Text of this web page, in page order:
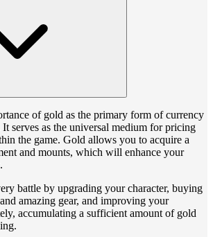
of gold as the primary form of currency
It serves as the universal medium for pricing
the game. Gold allows you to acquire a
and mounts, which will enhance your
battle by upgrading your character, buying
amazing gear, and improving your
accumulating a sufficient amount of gold